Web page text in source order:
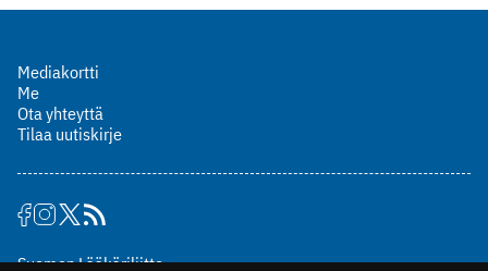
Mediakortti
Me
Ota yhteyttä
Tilaa uutiskirje
Suomen Lääkäriliitto